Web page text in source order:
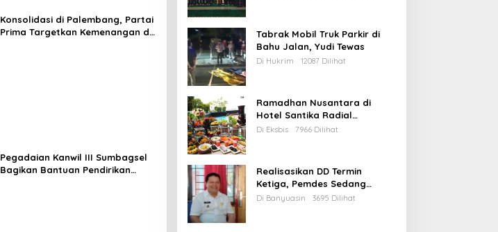
Konsolidasi di Palembang, Partai
Prima Targetkan Kemenangan di
Pegadaian Kanwil III Sumbagsel
Bagikan Bantuan Pendirikan
Tabrak Mobil Truk Parkir di
Bahu Jalan, Yudi Tewas
Di Hukrim 12087 Dilihat
Ramadhan Nusantara di
Hotel Santika Radial
Palembang
Di Eksbis 7966 Dilihat
Realisasikan DD Termin
Ketiga, Pemdes Sedang
Pastikan Bedah 1 Unit Rumah
Di Banyuasin 3695 Dilihat